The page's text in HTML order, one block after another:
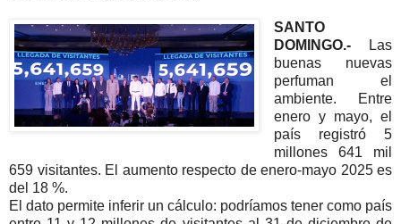
SANTO
DOMINGO.-Las
buenas nuevas
perfuman el
ambiente. Entre
enero y mayo, el
país registró 5
millones 641 mil
659 visitantes. El aumento respecto de enero-mayo 2025 es
del 18 %.
El dato permite inferir un cálculo: podríamos tener como país